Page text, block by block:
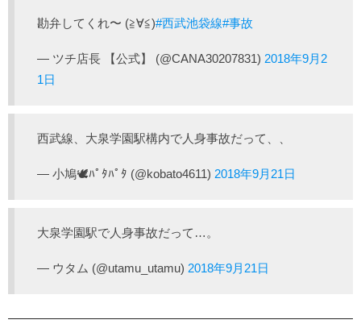
勘弁してくれ〜 (≧∀≦)#西武池袋線#事故
— ツチ店長 【公式】 (@CANA30207831) 2018年9月2
1日
西武線、大泉学園駅構内で人身事故だって、、
— 小鳩🕊ﾊﾟﾀﾊﾟﾀ (@kobato4611) 2018年9月21日
大泉学園駅で人身事故だって…。
— ウタム (@utamu_utamu) 2018年9月21日